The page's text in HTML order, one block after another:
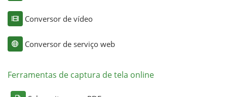
Conversor de vídeo
Conversor de serviço web
Ferramentas de captura de tela online